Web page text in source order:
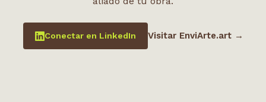
Conectar en LinkedIn Visitar EnviArte.art →